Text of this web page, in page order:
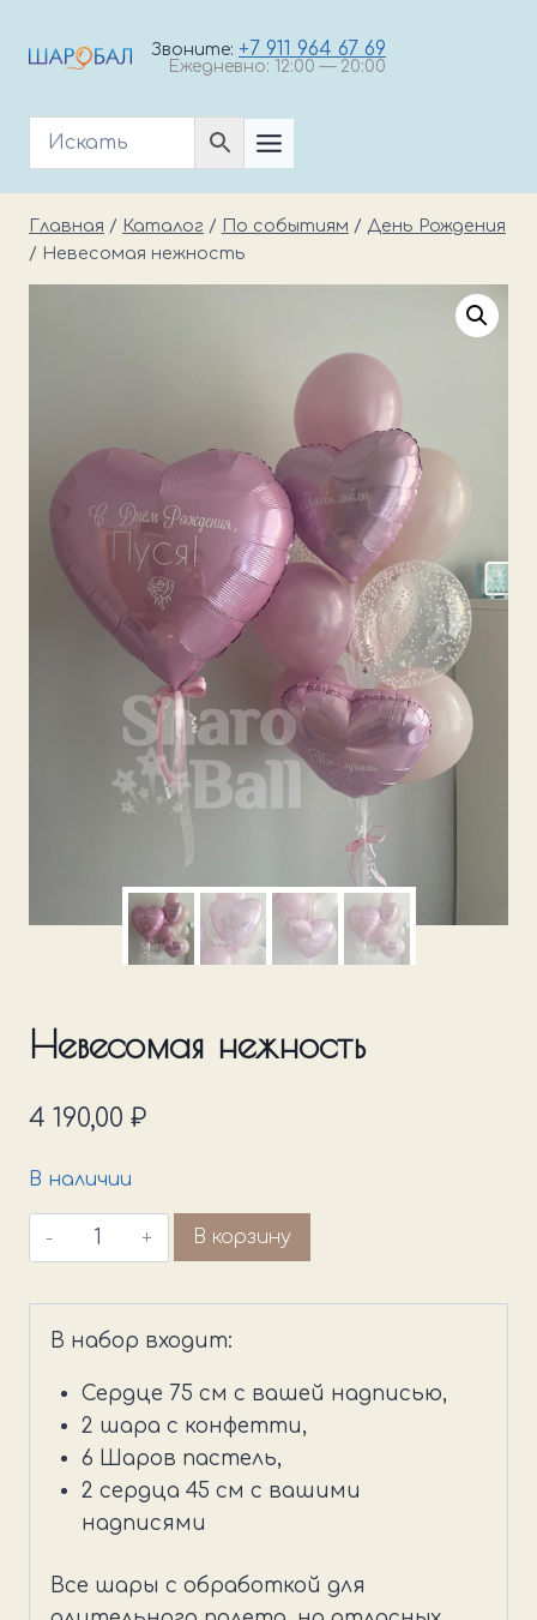
Звоните: +7 911 964 67 69
Ежедневно: 12:00 — 20:00
Главная / Каталог / По событиям / День Рождения
/ Невесомая нежность
Невесомая нежность
4 190,00 ₽
В наличии
Количество
товара
нежность
В корзину
В набор входит:
Сердце 75 см с вашей надписью,
2 шара с конфетти,
6 Шаров пастель,
2 сердца 45 см с вашими
надписями
Все шары с обработкой для